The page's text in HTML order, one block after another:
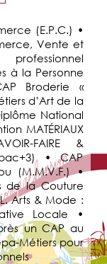
(E.P.C.) •
Vente et
à la Personne
Broderie «
d’Art de la
National
MATÉRIAUX
FAIRE &
• CAP
(M.M.V.F.) •
de la Couture
Arts & Mode :
Locale •
un CAP au
Métiers pour